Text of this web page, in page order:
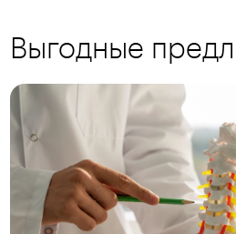
Подробнее
Выгодные